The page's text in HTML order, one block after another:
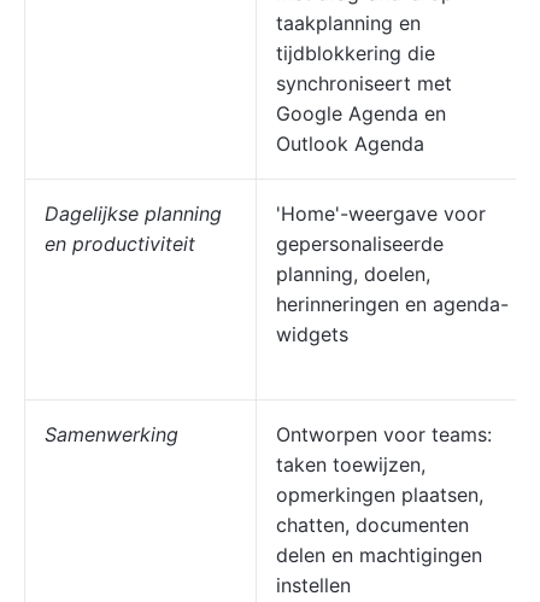
taakplanning en
tijdblokkering die
synchroniseert met
Google Agenda en
Outlook Agenda
Dagelijkse planning
en productiviteit
'Home'-weergave voor
gepersonaliseerde
planning, doelen,
herinneringen en agenda-
widgets
Samenwerking
Ontworpen voor teams:
taken toewijzen,
opmerkingen plaatsen,
chatten, documenten
delen en machtigingen
instellen